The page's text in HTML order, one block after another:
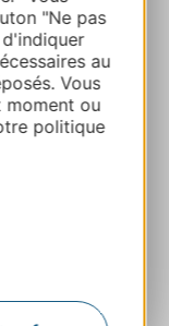
"Ne pas
au
Vous
ou
politique
Latinoà Vic-
dans les
Pause Guitare
Radio France
semaines
à l'abbaye de
le
avec
des Jacobins
En octobre,